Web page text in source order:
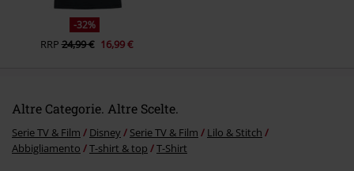
-32%
RRP24,99 € 16,99 €
Altre Categorie. Altre Scelte.
Serie TV & Film Disney Serie TV & Film
Lilo & Stitch
Abbigliamento
T-shirt & top T-Shirt